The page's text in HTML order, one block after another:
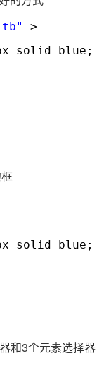
>
solid blue;
solid blue;
和3个元素选择器